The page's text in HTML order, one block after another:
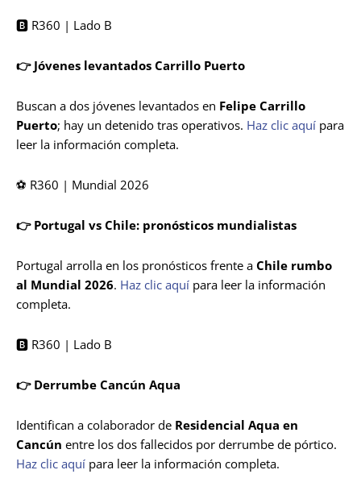
🅱️ R360 | Lado B
👉 Jóvenes levantados Carrillo Puerto
Buscan a dos jóvenes levantados en Felipe Carrillo
Puerto; hay un detenido tras operativos. Haz clic aquí para
leer la información completa.
⚽ R360 | Mundial 2026
👉 Portugal vs Chile: pronósticos mundialistas
Portugal arrolla en los pronósticos frente a Chile rumbo
al Mundial 2026. Haz clic aquí para leer la información
completa.
🅱️ R360 | Lado B
👉 Derrumbe Cancún Aqua
Identifican a colaborador de Residencial Aqua en
Cancún entre los dos fallecidos por derrumbe de pórtico.
Haz clic aquí para leer la información completa.